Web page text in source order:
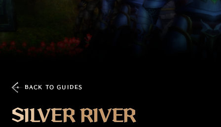
BACK TO GUIDES
SILVER RIVER